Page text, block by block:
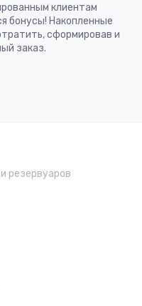
клиентам
бонусы! Накопленные
сформировав и
заказ.
резервуаров